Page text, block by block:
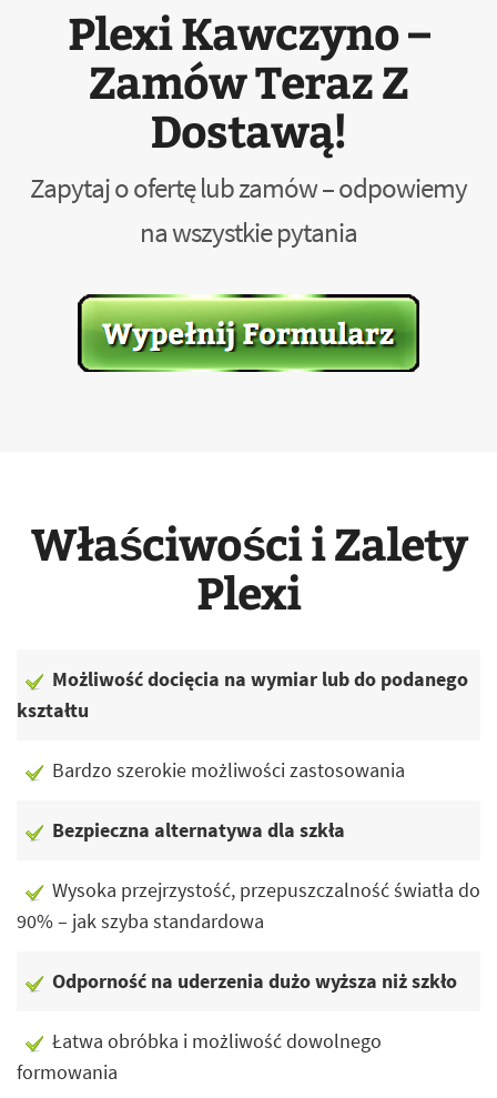
Plexi Kawczyno –
Zamów Teraz Z
Dostawą!
Zapytaj o ofertę lub zamów – odpowiemy
na wszystkie pytania
Właściwości i Zalety
Plexi
Możliwość docięcia na wymiar lub do podanego
kształtu
Bardzo szerokie możliwości zastosowania
Bezpieczna alternatywa dla szkła
Wysoka przejrzystość, przepuszczalność światła do
90% – jak szyba standardowa
Odporność na uderzenia dużo wyższa niż szkło
Łatwa obróbka i możliwość dowolnego
formowania